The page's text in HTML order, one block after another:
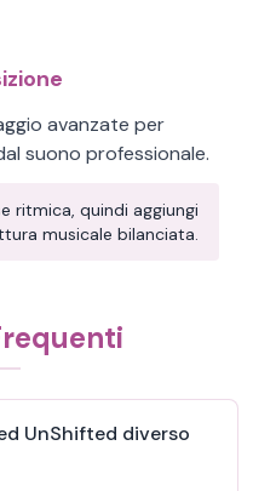
avanzate per
suono professionale.
ritmica, quindi aggiungi
musicale bilanciata.
UnShifted diverso